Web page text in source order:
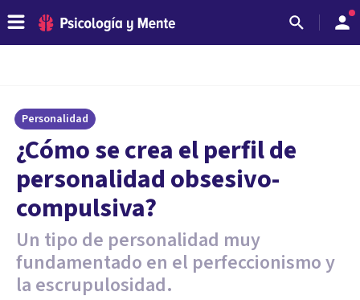
Personalidad
¿Cómo se crea el perfil de
personalidad obsesivo-
compulsiva?
Un tipo de personalidad muy
fundamentado en el perfeccionismo y
la escrupulosidad.